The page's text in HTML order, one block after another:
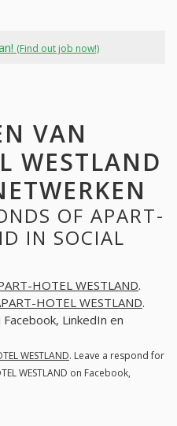
(Find out job now!)
VAN
WESTLAND
OF APART-
IN SOCIAL
HOTEL WESTLAND.
HOTEL WESTLAND.
LinkedIn en
WESTLAND. Leave a respond for
WESTLAND on Facebook,